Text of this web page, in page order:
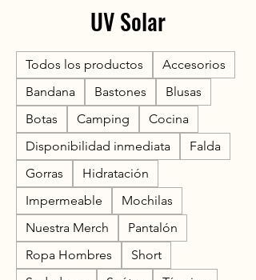
UV Solar
Todos los productos
Accesorios
Bandana
Bastones
Blusas
Botas
Camping
Cocina
Disponibilidad inmediata
Falda
Gorras
Hidratación
Impermeable
Mochilas
Nuestra Merch
Pantalón
Ropa Hombres
Short